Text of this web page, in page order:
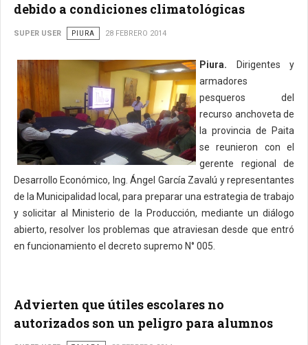
debido a condiciones climatológicas
SUPER USER PIURA 28 FEBRERO 2014
Piura. Dirigentes y
armadores
pesqueros del
recurso anchoveta de
la provincia de Paita
se reunieron con el
gerente regional de
Desarrollo Económico, Ing. Ángel García Zavalú y representantes
de la Municipalidad local, para preparar una estrategia de trabajo
y solicitar al Ministerio de la Producción, mediante un diálogo
abierto, resolver los problemas que atraviesan desde que entró
en funcionamiento el decreto supremo N° 005.
Advierten que útiles escolares no
autorizados son un peligro para alumnos